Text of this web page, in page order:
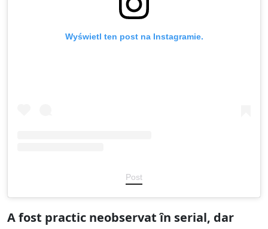
Wyświetl ten post na Instagramie.
Post
A fost practic neobservat în serial, dar